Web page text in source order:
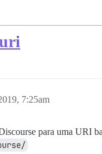
7:25am
para uma URI